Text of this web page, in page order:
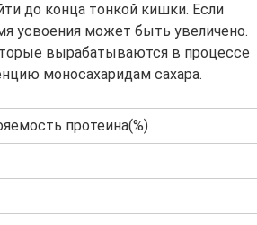
до конца тонкой кишки. Если
усвоения может быть увеличено.
вырабатываются в процессе
моносахаридам сахара.
протеина(%)